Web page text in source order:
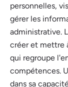
personnelles,
gérer les
administrative.
créer et mettre
qui regroupe
compétences.
dans sa